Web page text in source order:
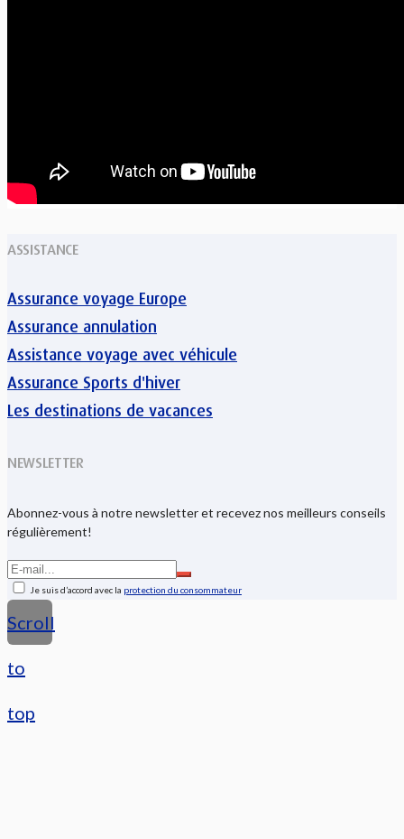
ASSISTANCE
Assurance voyage Europe
Assurance annulation
Assistance voyage avec véhicule
Assurance Sports d'hiver
Les destinations de vacances
NEWSLETTER
Abonnez-vous à notre newsletter et recevez nos meilleurs conseils
régulièrement!
Je suis d’accord avec la protection du consommateur
Scroll
to
top